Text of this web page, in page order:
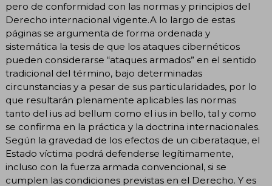
pero de conformidad con las normas y principios del
Derecho internacional vigente.A lo largo de estas
páginas se argumenta de forma ordenada y
sistemática la tesis de que los ataques cibernéticos
pueden considerarse “ataques armados” en el sentido
tradicional del término, bajo determinadas
circunstancias y a pesar de sus particularidades, por lo
que resultarán plenamente aplicables las normas
tanto del ius ad bellum como el ius in bello, tal y como
se confirma en la práctica y la doctrina internacionales.
Según la gravedad de los efectos de un ciberataque, el
Estado víctima podrá defenderse legítimamente,
incluso con la fuerza armada convencional, si se
cumplen las condiciones previstas en el Derecho. Y es